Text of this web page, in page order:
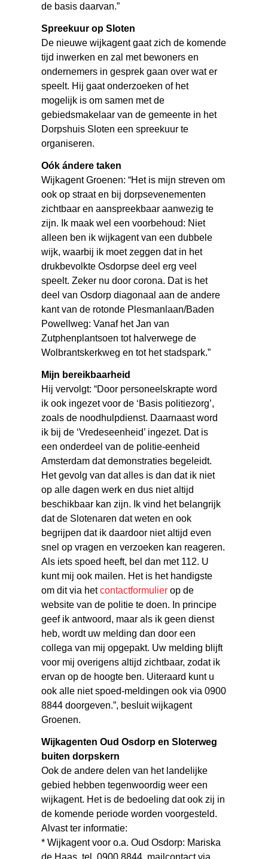
de basis daarvan.”
Spreekuur op Sloten
De nieuwe wijkagent gaat zich de komende
tijd inwerken en zal met bewoners en
ondernemers in gesprek gaan over wat er
speelt. Hij gaat onderzoeken of het
mogelijk is om samen met de
gebiedsmakelaar van de gemeente in het
Dorpshuis Sloten een spreekuur te
organiseren.
Oók ándere taken
Wijkagent Groenen: “Het is mijn streven om
ook op straat en bij dorpsevenementen
zichtbaar en aanspreekbaar aanwezig te
zijn. Ik maak wel een voorbehoud: Niet
alleen ben ik wijkagent van een dubbele
wijk, waarbij ik moet zeggen dat in het
drukbevolkte Osdorpse deel erg veel
speelt. Zeker nu door corona. Dat is het
deel van Osdorp diagonaal aan de andere
kant van de rotonde Plesmanlaan/Baden
Powellweg: Vanaf het Jan van
Zutphenplantsoen tot halverwege de
Wolbrantskerkweg en tot het stadspark.”
Mijn bereikbaarheid
Hij vervolgt: “Door personeelskrapte word
ik ook ingezet voor de ‘Basis politiezorg’,
zoals de noodhulpdienst. Daarnaast word
ik bij de ‘Vredeseenheid’ ingezet. Dat is
een onderdeel van de politie-eenheid
Amsterdam dat demonstraties begeleidt.
Het gevolg van dat alles is dan dat ik niet
op alle dagen werk en dus niet altijd
beschikbaar kan zijn. Ik vind het belangrijk
dat de Slotenaren dat weten en ook
begrijpen dat ik daardoor niet altijd even
snel op vragen en verzoeken kan reageren.
Als iets spoed heeft, bel dan met 112. U
kunt mij ook mailen. Het is het handigste
om dit via hetcontactformulier op de
website van de politie te doen. In principe
geef ik antwoord, maar als ik geen dienst
heb, wordt uw melding dan door een
collega van mij opgepakt. Uw melding blijft
voor mij overigens altijd zichtbaar, zodat ik
ervan op de hoogte ben. Uiteraard kunt u
ook alle niet spoed-meldingen ook via 0900
8844 doorgeven.”, besluit wijkagent
Groenen.
Wijkagenten Oud Osdorp en Sloterweg
buiten dorpskern
Ook de andere delen van het landelijke
gebied hebben tegenwoordig weer een
wijkagent. Het is de bedoeling dat ook zij in
de komende periode worden voorgesteld.
Alvast ter informatie:
* Wijkagent voor o.a. Oud Osdorp: Mariska
de Haas, tel. 0900 8844, mailcontact via